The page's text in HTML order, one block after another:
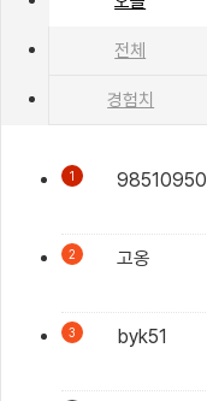
전체
경험치
1
98510950
2
고옹
3
byk51